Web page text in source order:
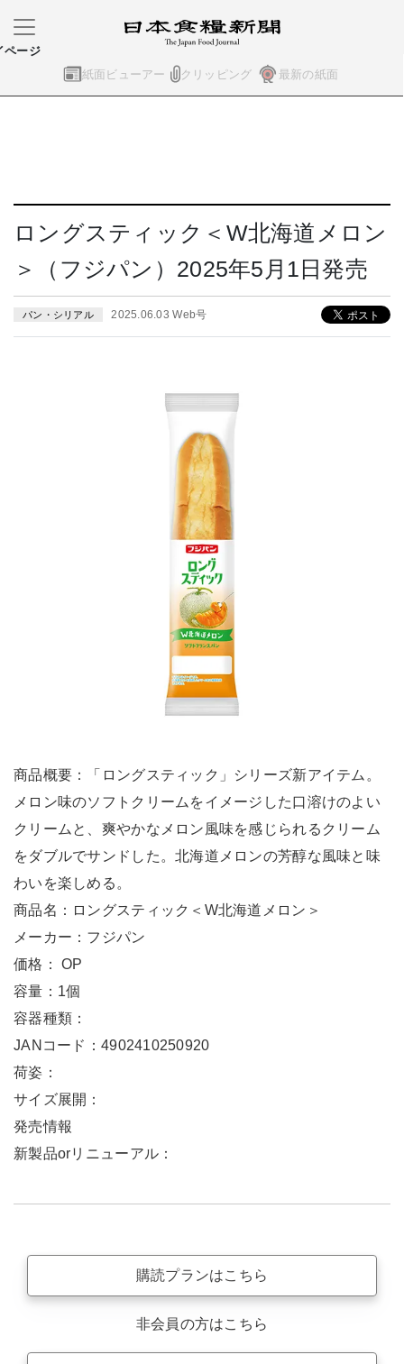
紙面ビューアー クリッピング 最新の紙面
ページ
ロングスティック＜W北海道メロン
＞（フジパン）2025年5月1日発売
パン・シリアル 2025.06.03 Web号
商品概要：「ロングスティック」シリーズ新アイテム。
メロン味のソフトクリームをイメージした口溶けのよい
クリームと、爽やかなメロン風味を感じられるクリーム
をダブルでサンドした。北海道メロンの芳醇な風味と味
わいを楽しめる。
商品名：ロングスティック＜W北海道メロン＞
メーカー：フジパン
価格： OP
容量：1個
容器種類：
JANコード：4902410250920
荷姿：
サイズ展開：
発売情報
新製品orリニューアル：
購読プランはこちら
非会員の方はこちら